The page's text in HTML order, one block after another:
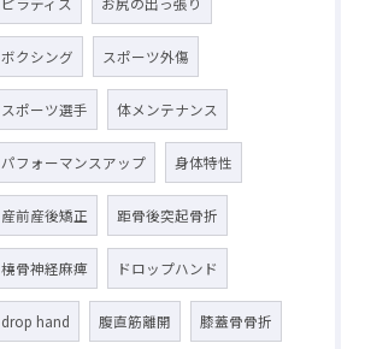
ボクシング スポーツ外傷
スポーツ選手 体メンテナンス
パフォーマンスアップ 身体特性
産前産後矯正 距骨後突起骨折
橈骨神経麻痺 ドロップハンド
drop hand 腹直筋離開 膝蓋骨骨折